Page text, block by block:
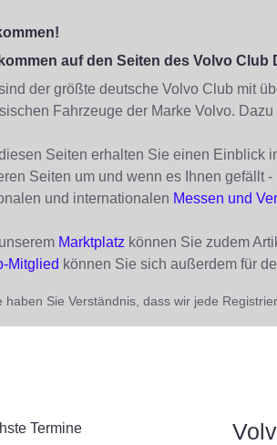
auf den Seiten des Volvo Club
der größte deutsche Volvo Club mit
Fahrzeuge der Marke Volvo.
Seiten erhalten Sie einen Einblick
Seiten um und wenn es Ihnen gefällt
und internationalen Messen und
Marktplatz können Sie zudem
Mitglied können Sie sich außerdem für
haben Sie Verständnis, dass wir jede
Termine